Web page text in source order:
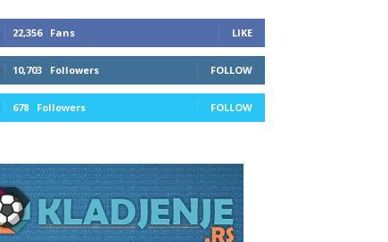
22,356 Fans LIKE
10,703 Followers FOLLOW
678 Followers FOLLOW